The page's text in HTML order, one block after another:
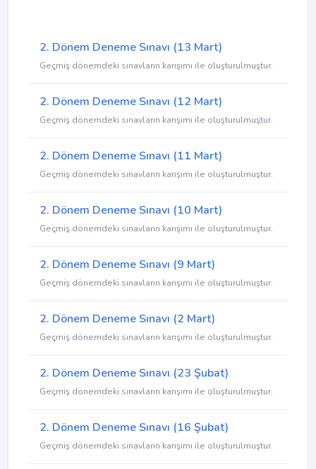
2. Dönem Deneme Sınavı (13 Mart)
Geçmiş dönemdeki sınavların karışımı ile oluşturulmuştur.
2. Dönem Deneme Sınavı (12 Mart)
Geçmiş dönemdeki sınavların karışımı ile oluşturulmuştur.
2. Dönem Deneme Sınavı (11 Mart)
Geçmiş dönemdeki sınavların karışımı ile oluşturulmuştur.
2. Dönem Deneme Sınavı (10 Mart)
Geçmiş dönemdeki sınavların karışımı ile oluşturulmuştur.
2. Dönem Deneme Sınavı (9 Mart)
Geçmiş dönemdeki sınavların karışımı ile oluşturulmuştur.
2. Dönem Deneme Sınavı (2 Mart)
Geçmiş dönemdeki sınavların karışımı ile oluşturulmuştur.
2. Dönem Deneme Sınavı (23 Şubat)
Geçmiş dönemdeki sınavların karışımı ile oluşturulmuştur.
2. Dönem Deneme Sınavı (16 Şubat)
Geçmiş dönemdeki sınavların karışımı ile oluşturulmuştur.